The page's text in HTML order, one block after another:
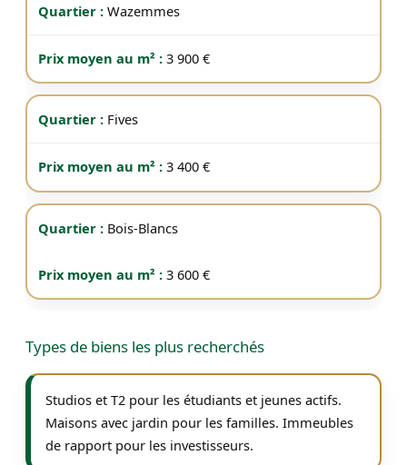
Wazemmes
3 900 €
Fives
3 400 €
Bois-Blancs
3 600 €
Types de biens les plus recherchés
Studios et T2 pour les étudiants et jeunes actifs.
Maisons avec jardin pour les familles. Immeubles
de rapport pour les investisseurs.